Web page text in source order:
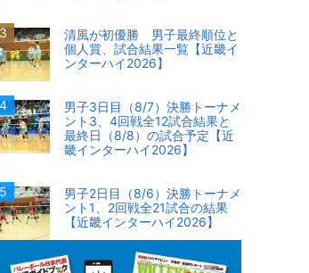
清風が初優勝 男子最終順位と
個人賞、試合結果一覧【近畿イ
ンターハイ2026】
男子3日目（8/7）決勝トーナメ
ント3、4回戦全12試合結果と
最終日（8/8）の試合予定【近
畿インターハイ2026】
男子2日目（8/6）決勝トーナメ
ント1、2回戦全21試合の結果
【近畿インターハイ2026】